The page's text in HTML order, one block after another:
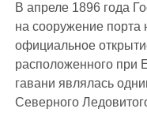
В апреле 1896 года
на сооружение
официальное
расположенного при
гавани являлась
Северного